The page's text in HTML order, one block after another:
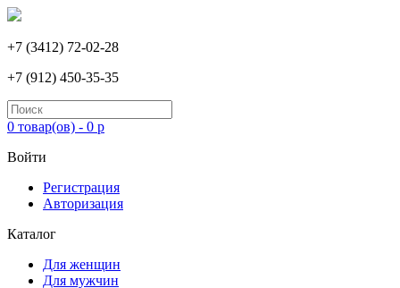
+7 (3412) 72-02-28
+7 (912) 450-35-35
0 товар(ов) - 0 р
Войти
Регистрация
Авторизация
Каталог
Для женщин
Для мужчин